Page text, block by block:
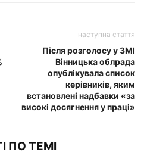
наступна стаття
Після розголосу у ЗМІ
Вінницька облрада
опублікувала список
керівників, яким
встановлені надбавки «за
високі досягнення у праці»
ПО ТЕМІ